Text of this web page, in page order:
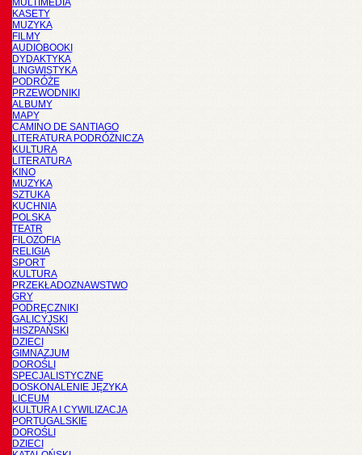
MULTIMEDIA
KASETY
MUZYKA
FILMY
AUDIOBOOKI
DYDAKTYKA
LINGWISTYKA
PODRÓŻE
PRZEWODNIKI
ALBUMY
MAPY
CAMINO DE SANTIAGO
LITERATURA PODRÓŻNICZA
KULTURA
LITERATURA
KINO
MUZYKA
SZTUKA
KUCHNIA
POLSKA
TEATR
FILOZOFIA
RELIGIA
SPORT
KULTURA
PRZEKŁADOZNAWSTWO
GRY
PODRĘCZNIKI
GALICYJSKI
HISZPAŃSKI
DZIECI
GIMNAZJUM
DOROŚLI
SPECJALISTYCZNE
DOSKONALENIE JĘZYKA
LICEUM
KULTURA I CYWILIZACJA
PORTUGALSKIE
DOROŚLI
DZIECI